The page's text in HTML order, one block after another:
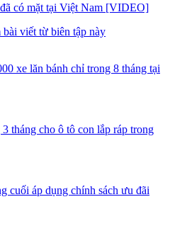
có mặt tại Việt Nam [VIDEO]
bài viết từ biên tập này
xe lăn bánh chỉ trong 8 tháng tại
tháng cho ô tô con lắp ráp trong
cuối áp dụng chính sách ưu đãi